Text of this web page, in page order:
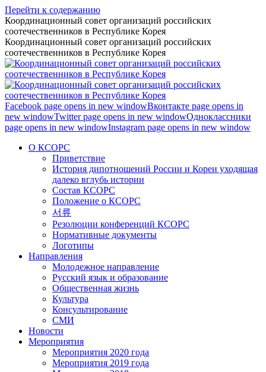
Перейти к содержанию
Координационный совет организаций российских
соотечественников в Республике Корея
Координационный совет организаций российских
соотечественников в Республике Корея
Facebook page opens in new windowВконтакте page opens in
new windowTwitter page opens in new windowОдноклассники
page opens in new windowInstagram page opens in new window
О КСОРС
Приветствие
История дипотношений России и Кореи уходящая
далеко вглубь истории
Состав КСОРС
Положение о КСОРС
서류
Резолюции конференций КСОРС
Нормативные документы
Логотипы
Направления
Молодежное направление
Русский язык и образование
Общественная жизнь
Культура
Консультирование
СМИ
Новости
Мероприятия
Мероприятия 2020 года
Мероприятия 2019 года